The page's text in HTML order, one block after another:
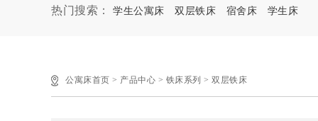
热门搜索： 学生公寓床 双层铁床 宿舍床 学生床
公寓床首页 > 产品中心 > 铁床系列 > 双层铁床